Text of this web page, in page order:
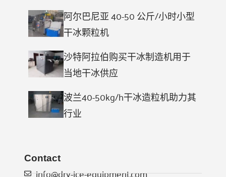
阿尔巴尼亚 40-50 公斤/小时小型
干冰颗粒机
沙特阿拉伯购买干冰制造机用于
当地干冰供应
波兰40-50kg/h干冰造粒机助力其
行业
Contact
info@dry-ice-equipment.com